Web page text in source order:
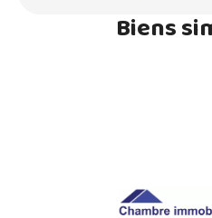
Biens